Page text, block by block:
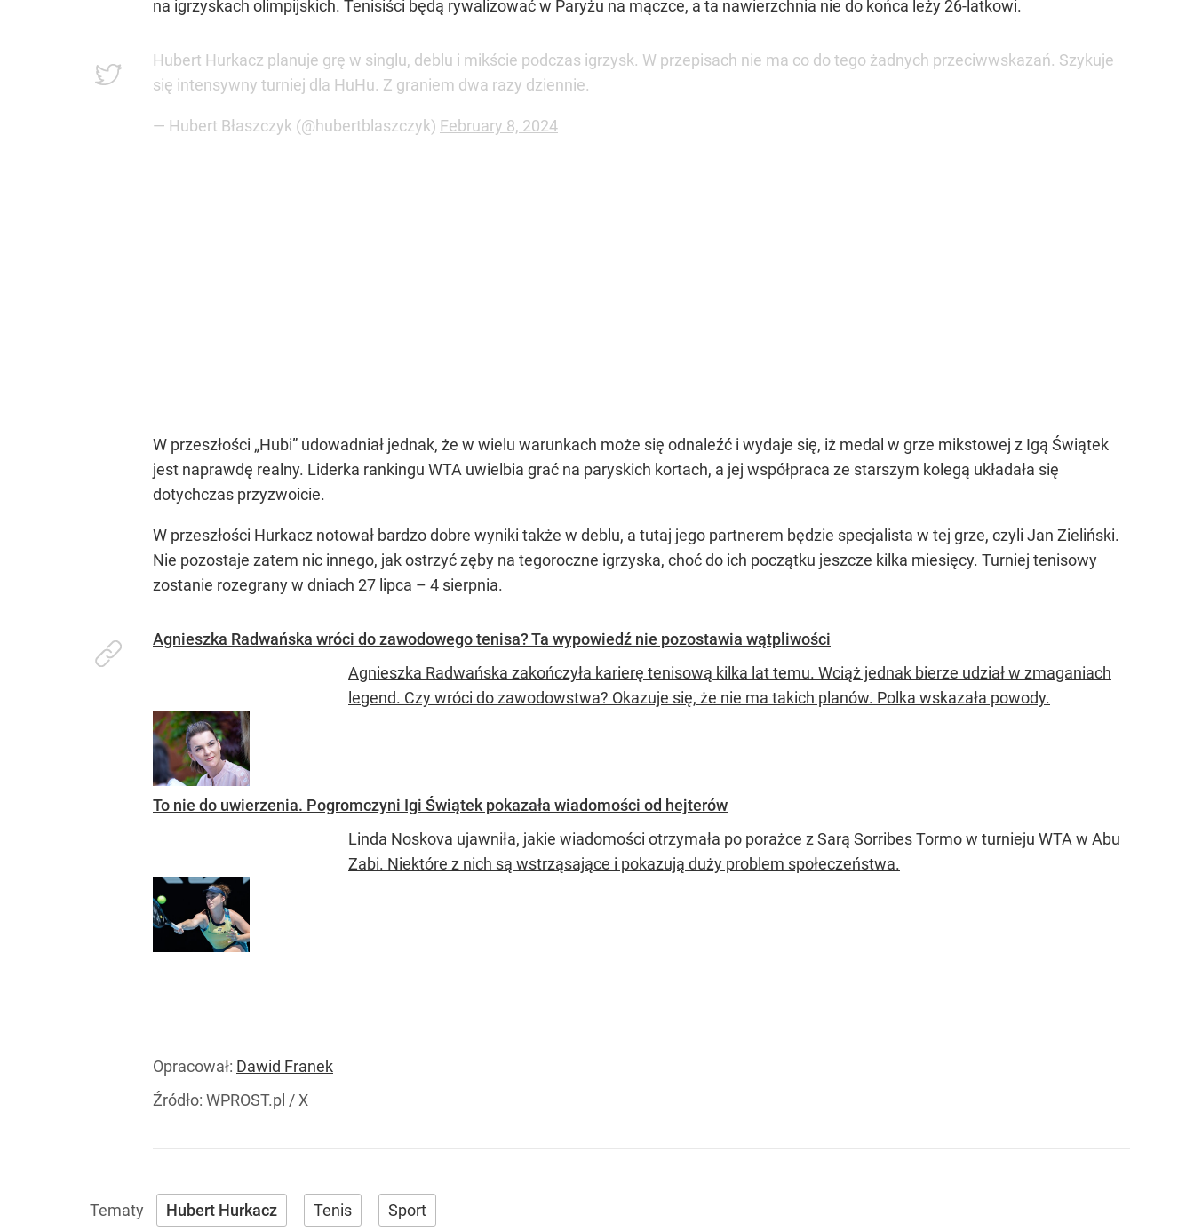
na igrzyskach olimpijskich. Tenisiści będą rywalizować w Paryżu na mączce, a ta nawierzchnia nie do końca leży 26-latkowi.
Hubert Hurkacz planuje grę w singlu, deblu i mikście podczas igrzysk. W przepisach nie ma co do tego żadnych przeciwwskazań. Szykuje
się intensywny turniej dla HuHu. Z graniem dwa razy dziennie.
— Hubert Błaszczyk (@hubertblaszczyk) February 8, 2024
W przeszłości „Hubi” udowadniał jednak, że w wielu warunkach może się odnaleźć i wydaje się, iż medal w grze mikstowej z Igą Świątek
jest naprawdę realny. Liderka rankingu WTA uwielbia grać na paryskich kortach, a jej współpraca ze starszym kolegą układała się
dotychczas przyzwoicie.
W przeszłości Hurkacz notował bardzo dobre wyniki także w deblu, a tutaj jego partnerem będzie specjalista w tej grze, czyli Jan Zieliński.
Nie pozostaje zatem nic innego, jak ostrzyć zęby na tegoroczne igrzyska, choć do ich początku jeszcze kilka miesięcy. Turniej tenisowy
zostanie rozegrany w dniach 27 lipca – 4 sierpnia.
Agnieszka Radwańska wróci do zawodowego tenisa? Ta wypowiedź nie pozostawia wątpliwości
Agnieszka Radwańska zakończyła karierę tenisową kilka lat temu. Wciąż jednak bierze udział w zmaganiach
legend. Czy wróci do zawodowstwa? Okazuje się, że nie ma takich planów. Polka wskazała powody.
To nie do uwierzenia. Pogromczyni Igi Świątek pokazała wiadomości od hejterów
Linda Noskova ujawniła, jakie wiadomości otrzymała po porażce z Sarą Sorribes Tormo w turnieju WTA w Abu
Zabi. Niektóre z nich są wstrząsające i pokazują duży problem społeczeństwa.
Opracował: Dawid Franek
Źródło: WPROST.pl / X
Hubert Hurkacz Tenis Sport